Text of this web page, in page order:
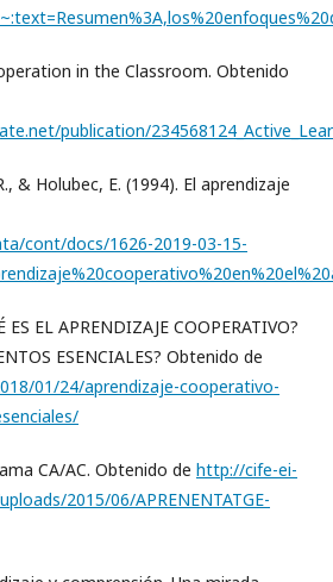
in the Classroom. Obtenido
publication/
& Holubec, E. (1994). El aprendizaje
cont/docs/1626-2019-03-15-
EL APRENDIZAJE COOPERATIVO?
ESENCIALES? Obtenido de
01/24/aprendizaje-cooperativo-
CA/AC. Obtenido de http://cife-ei-
2015/06/APRENENTATGE-